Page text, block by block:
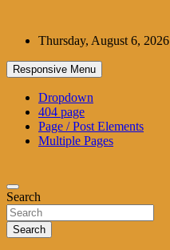
contentThursday, August 6, 2026
Responsive Menu
Dropdown
404 page
Page / Post Elements
Multiple Pages
Search
Search